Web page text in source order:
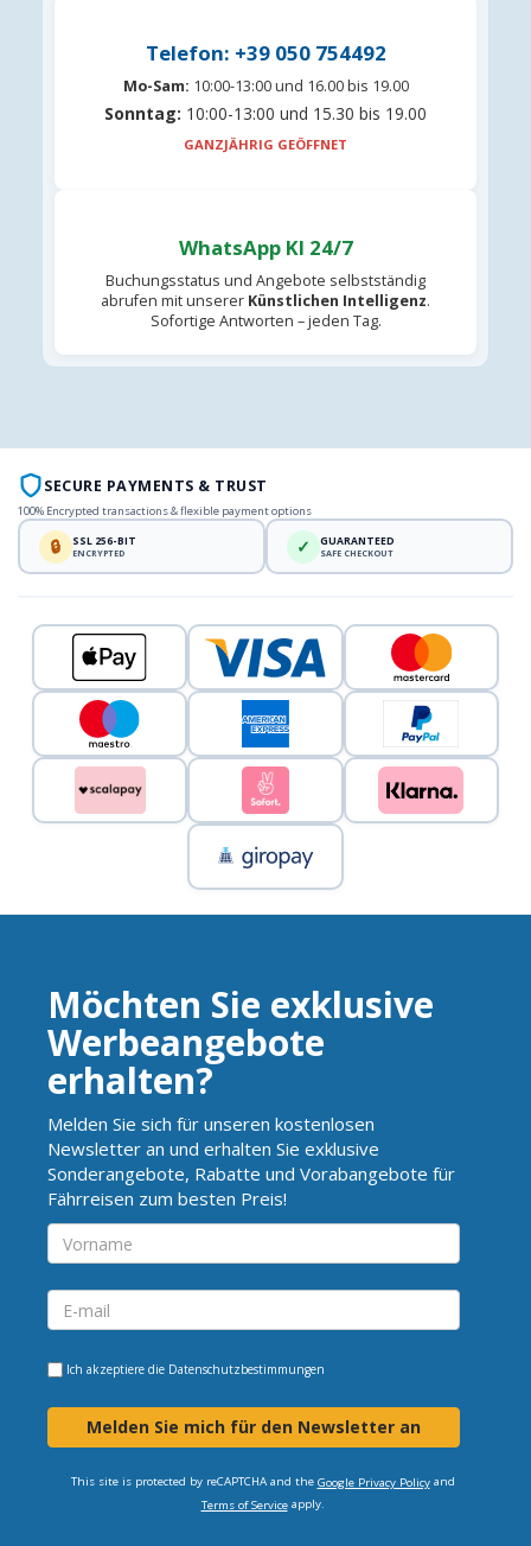
Telefon: +39 050 754492
Mo-Sam: 10:00-13:00 und 16.00 bis 19.00
Sonntag: 10:00-13:00 und 15.30 bis 19.00
GANZJÄHRIG GEÖFFNET
WhatsApp KI 24/7
Buchungsstatus und Angebote selbstständig
abrufen mit unserer Künstlichen Intelligenz.
Sofortige Antworten – jeden Tag.
SECURE PAYMENTS & TRUST
100% Encrypted transactions & flexible payment options
🔒 SSL 256-BIT
ENCRYPTED ✓ GUARANTEED
SAFE CHECKOUT
Möchten Sie exklusive
Werbeangebote
erhalten?
Melden Sie sich für unseren kostenlosen
Newsletter an und erhalten Sie exklusive
Sonderangebote, Rabatte und Vorabangebote für
Fährreisen zum besten Preis!
Ich akzeptiere die Datenschutzbestimmungen
Melden Sie mich für den Newsletter an
This site is protected by reCAPTCHA and the Google Privacy Policyand
Terms of Serviceapply.